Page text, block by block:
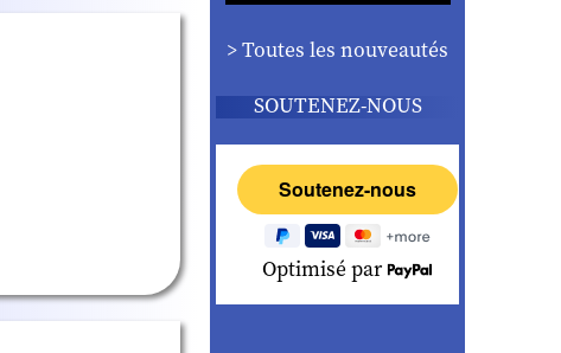
> Toutes les nouveautés
SOUTENEZ-NOUS
Optimisé par